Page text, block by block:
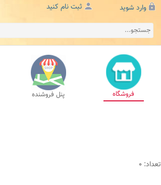
وارد شوید ثبت نام کنید
فروشگاه پنل فروشنده
تعداد: 0